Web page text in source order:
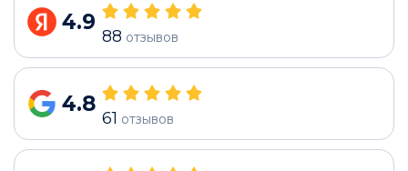
4.9
88 отзывов
4.8
61 отзывов